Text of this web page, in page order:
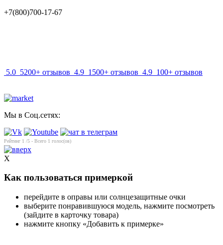
+7(800)700-17-67
5.0 5200+ отзывов 4.9 1500+ отзывов 4.9 100+ отзывов
Мы в Соц.сетях:
Рейтинг 1 /5 - Всего 1 голос(ов)
X
Как пользоваться примеркой
перейдите в оправы или солнцезащитные очки
выберите понравившуюся модель, нажмите посмотреть
(зайдите в карточку товара)
нажмите кнопку «Добавить к примерке»